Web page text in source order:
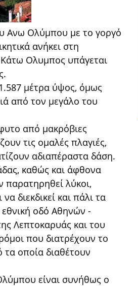
Ανω Ολύμπου με το γοργό
ανήκει στη
Κάτω Ολυμπος υπάγεται
μέτρα ύψος, όμως
από τον μεγάλο του
από μακρόβιες
τις ομαλές πλαγιές,
αδιαπέραστα δάση.
καθώς και άφθονα
παρατηρηθεί λύκοι,
διεκδικεί και πάλι τα
οδό Αθηνών -
Λεπτοκαρυάς και του
που διατρέχουν το
οποία διαθέτουν
είναι συνήθως ο